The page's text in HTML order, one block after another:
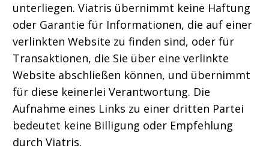
unterliegen. Viatris übernimmt keine Haftung
oder Garantie für Informationen, die auf einer
verlinkten Website zu finden sind, oder für
Transaktionen, die Sie über eine verlinkte
Website abschließen können, und übernimmt
für diese keinerlei Verantwortung. Die
Aufnahme eines Links zu einer dritten Partei
bedeutet keine Billigung oder Empfehlung
durch Viatris.